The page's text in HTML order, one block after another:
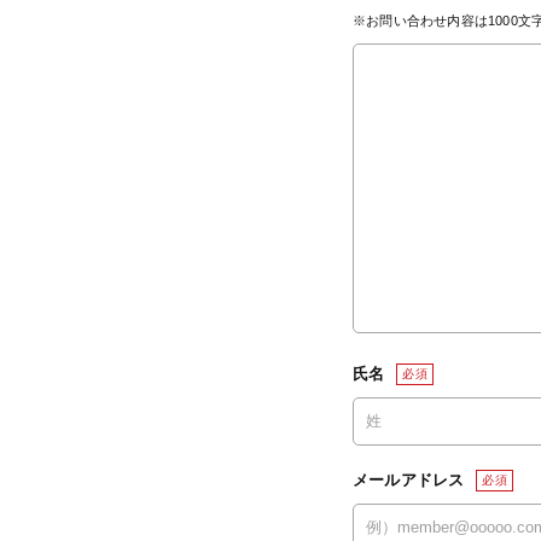
※お問い合わせ内容は1000文
氏名 必須
メールアドレス 必須